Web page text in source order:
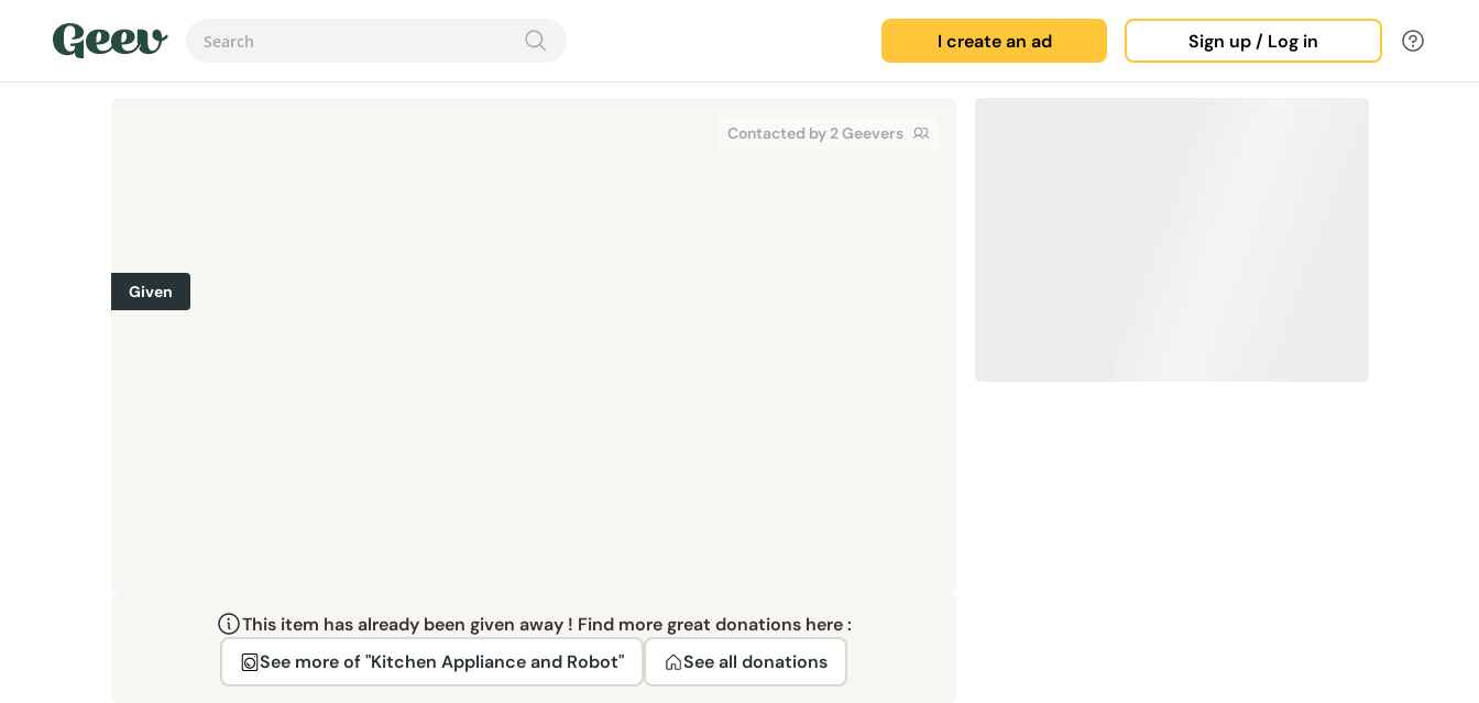
I create an ad Sign up / Log in
Contacted by 2 Geevers
Given
This item has already been given away ! Find more great donations here :
See more of "Kitchen Appliance and Robot"
See all donations